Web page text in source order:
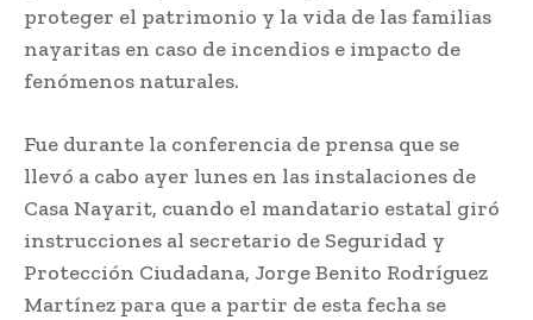
proteger el patrimonio y la vida de las familias
nayaritas en caso de incendios e impacto de
fenómenos naturales.
Fue durante la conferencia de prensa que se
llevó a cabo ayer lunes en las instalaciones de
Casa Nayarit, cuando el mandatario estatal giró
instrucciones al secretario de Seguridad y
Protección Ciudadana, Jorge Benito Rodríguez
Martínez para que a partir de esta fecha se